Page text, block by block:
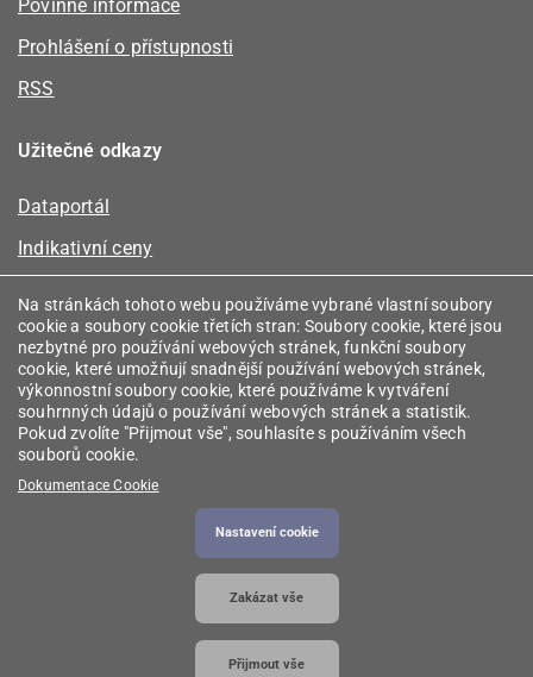
Povinné informace
Prohlášení o přístupnosti
RSS
Užitečné odkazy
Dataportál
Indikativní ceny
Registr energetických společenství
Registr zprostředkovatelů
Srovnávače
Vyhledávač licencí
2026 © Energetický regulační úřad
poskytovány v souladu se zákonem č. 106/1999
Sb., o svobodném přístupu k informacím.
Na stránkách tohoto webu používáme vybrané vlastní soubory
cookie a soubory cookie třetích stran: Soubory cookie, které jsou
nezbytné pro používání webových stránek, funkční soubory
cookie, které umožňují snadnější používání webových stránek,
výkonnostní soubory cookie, které používáme k vytváření
souhrnných údajů o používání webových stránek a statistik.
Pokud zvolíte "Přijmout vše", souhlasíte s používáním všech
souborů cookie.
Dokumentace Cookie
Nastavení cookie
Zakázat vše
Přijmout vše